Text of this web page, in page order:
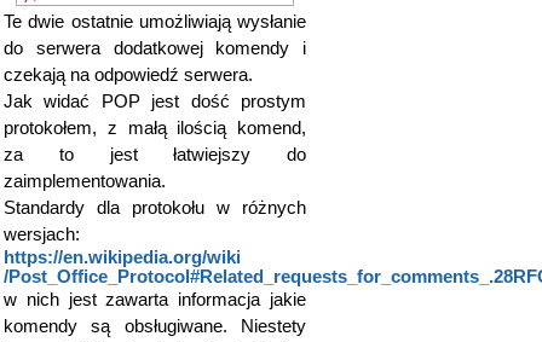
Te dwie ostatnie umożliwiają wysłanie
do serwera dodatkowej komendy i
czekają na odpowiedź serwera.
Jak widać POP jest dość prostym
protokołem, z małą ilością komend,
za to jest łatwiejszy do
zaimplementowania.
Standardy dla protokołu w różnych
wersjach:
https://en.wikipedia.org/wiki​
/
w nich jest zawarta informacja jakie
komendy są obsługiwane. Niestety